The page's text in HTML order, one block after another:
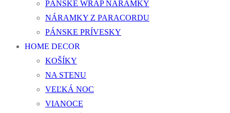
PÁNSKE WRAP NÁRAMKY
NÁRAMKY Z PARACORDU
PÁNSKE PRÍVESKY
HOME DECOR
KOŠÍKY
NA STENU
VEĽKÁ NOC
VIANOCE